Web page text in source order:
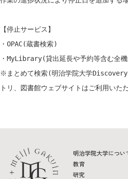
留学・国際交流
キャリア
ボランティア
入試情報サイト
【停止サービス】
・OPAC(蔵書検索)
・MyLibrary(貸出延長や予約等含む全
※まとめて検索(明治学院大学
トリ、図書館ウェブサイトはご利用いた
明治学院大学につい
教育
研究